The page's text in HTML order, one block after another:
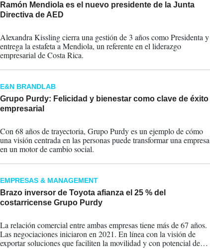
Ramón Mendiola es el nuevo presidente de la Junta
Directiva de AED
Alexandra Kissling cierra una gestión de 3 años como Presidenta y
entrega la estafeta a Mendiola, un referente en el liderazgo
empresarial de Costa Rica.
E&N BRANDLAB
Grupo Purdy: Felicidad y bienestar como clave de éxito
empresarial
Con 68 años de trayectoria, Grupo Purdy es un ejemplo de cómo
una visión centrada en las personas puede transformar una empresa
en un motor de cambio social.
EMPRESAS & MANAGEMENT
Brazo inversor de Toyota afianza el 25 % del
costarricense Grupo Purdy
La relación comercial entre ambas empresas tiene más de 67 años.
Las negociaciones iniciaron en 2021. En línea con la visión de
exportar soluciones que faciliten la movilidad y con potencial de